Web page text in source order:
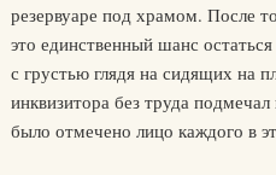
резервуаре под храмом. После
это единственный шанс
с грустью глядя на сидящих на
инквизитора без труда
было отмечено лицо каждого в